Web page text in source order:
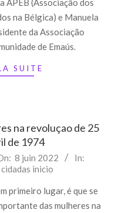
APEB (Associação dos
na Bélgica) e Manuela
da Associação
de Emaús.
SUITE
na revoluçao de 25
de 1974
8 juin 2022
In:
inicio
primeiro lugar, é que se
das mulheres na